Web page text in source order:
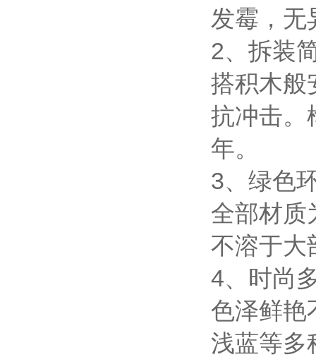
发霉，无
2、拆装
搭积木般
抗冲击。
年。
3、绿色
全部材质
不溶于大
4、时尚
色泽鲜艳
浅蓝等多